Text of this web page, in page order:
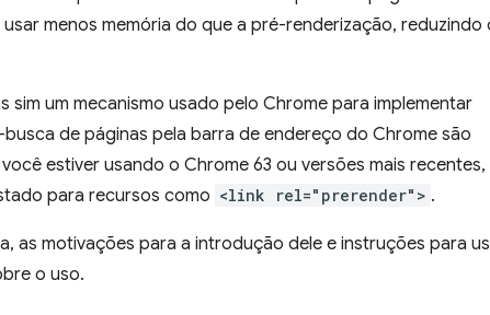
menos memória do que a pré-renderização, reduzindo
um mecanismo usado pelo Chrome para implementar
de páginas pela barra de endereço do Chrome são
estiver usando o Chrome 63 ou versões mais recentes,
para recursos como <link rel="prerender"> .
as motivações para a introdução dele e instruções para
o uso.